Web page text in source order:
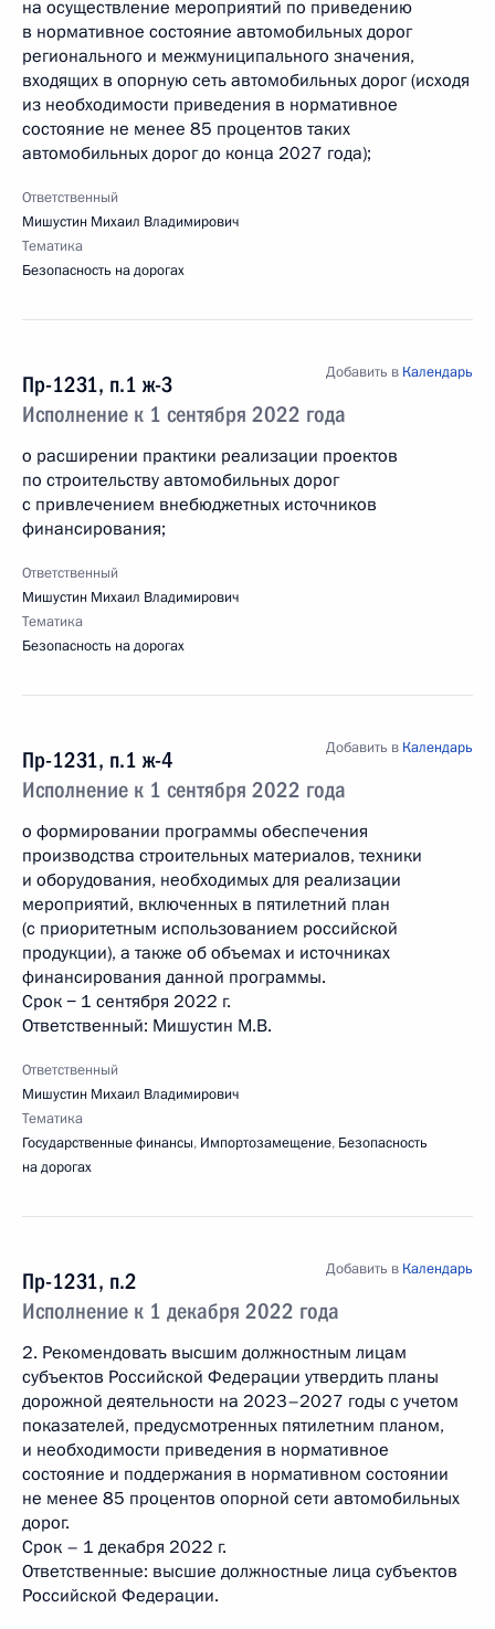
на осуществление мероприятий по приведению
в нормативное состояние автомобильных дорог
регионального и межмуниципального значения,
входящих в опорную сеть автомобильных дорог (исходя
из необходимости приведения в нормативное
состояние не менее 85 процентов таких
автомобильных дорог до конца 2027 года);
Ответственный
Мишустин Михаил Владимирович
Тематика
Безопасность на дорогах
Пр-1231, п.1 ж-3
Исполнение к 1 сентября 2022 года
Добавить в Календарь
о расширении практики реализации проектов
по строительству автомобильных дорог
с привлечением внебюджетных источников
финансирования;
Ответственный
Мишустин Михаил Владимирович
Тематика
Безопасность на дорогах
Пр-1231, п.1 ж-4
Исполнение к 1 сентября 2022 года
Добавить в Календарь
о формировании программы обеспечения
производства строительных материалов, техники
и оборудования, необходимых для реализации
мероприятий, включенных в пятилетний план
(с приоритетным использованием российской
продукции), а также об объемах и источниках
финансирования данной программы.
Срок − 1 сентября 2022 г.
Ответственный: Мишустин М.В.
Ответственный
Мишустин Михаил Владимирович
Тематика
Государственные финансы, Импортозамещение, Безопасность
на дорогах
Пр-1231, п.2
Исполнение к 1 декабря 2022 года
Добавить в Календарь
2. Рекомендовать высшим должностным лицам
субъектов Российской Федерации утвердить планы
дорожной деятельности на 2023–2027 годы с учетом
показателей, предусмотренных пятилетним планом,
и необходимости приведения в нормативное
состояние и поддержания в нормативном состоянии
не менее 85 процентов опорной сети автомобильных
дорог.
Срок – 1 декабря 2022 г.
Ответственные: высшие должностные лица субъектов
Российской Федерации.